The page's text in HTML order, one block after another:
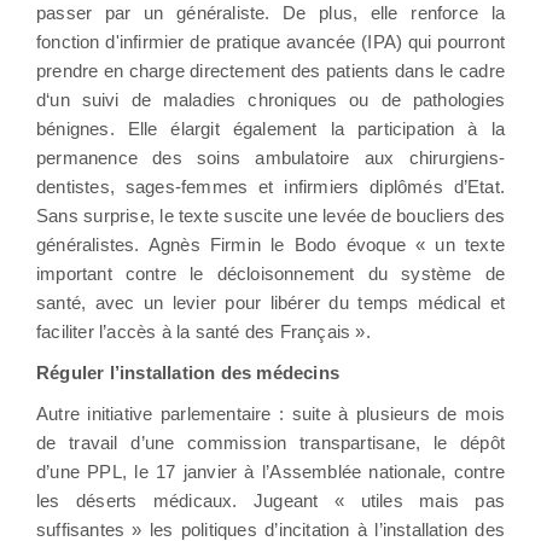
passer par un généraliste. De plus, elle renforce la
fonction d'infirmier de pratique avancée (IPA) qui pourront
prendre en charge directement des patients dans le cadre
d‘un suivi de maladies chroniques ou de pathologies
bénignes. Elle élargit également la participation à la
permanence des soins ambulatoire aux chirurgiens-
dentistes, sages-femmes et infirmiers diplômés d’Etat.
Sans surprise, le texte suscite une levée de boucliers des
généralistes. Agnès Firmin le Bodo évoque « un texte
important contre le décloisonnement du système de
santé, avec un levier pour libérer du temps médical et
faciliter l’accès à la santé des Français ».
Réguler l’installation des médecins
Autre initiative parlementaire : suite à plusieurs de mois
de travail d’une commission transpartisane, le dépôt
d’une PPL, le 17 janvier à l’Assemblée nationale, contre
les déserts médicaux. Jugeant « utiles mais pas
suffisantes » les politiques d’incitation à l’installation des